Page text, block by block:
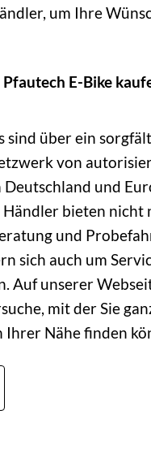
um Ihre
E-Bike
sind über ein
von
und
bieten nicht
und
sich auch um
Auf unserer
mit der Sie
Ihrer Nähe finden